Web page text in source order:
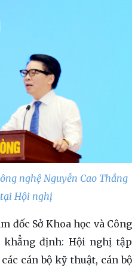
nghệ Nguyễn Cao Thắng
Hội nghị
đốc Sở Khoa học và Công
khẳng định: Hội nghị tập
cán bộ kỹ thuật, cán bộ